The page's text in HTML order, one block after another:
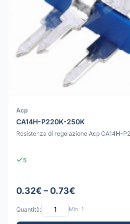
Acp
CA14H-P220K-250K
Resistenza di regolazione Acp CA14H-
5
0.32€ – 0.73€
Quantità: Min: 1